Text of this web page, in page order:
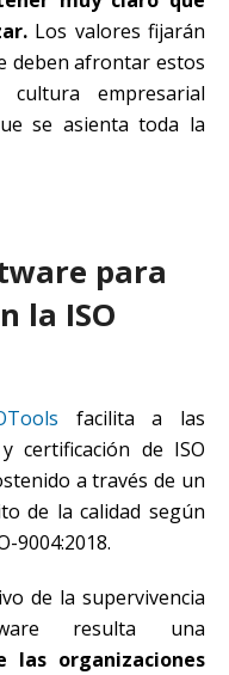
Los valores fijarán
deben afrontar estos
empresarial
se asienta toda la
para
la ISO
facilita a las
certificación de ISO
a través de un
de la calidad según
9004:2018.
de la supervivencia
resulta una
las organizaciones